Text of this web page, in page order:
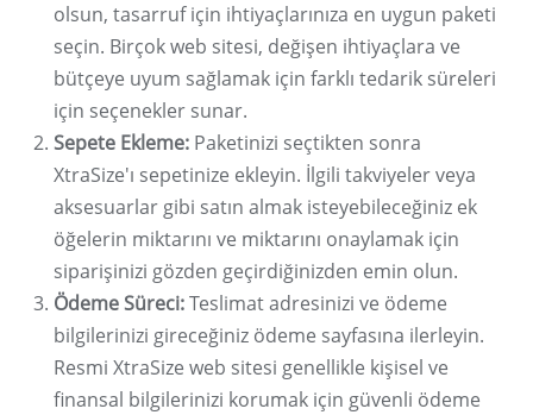
olsun, tasarruf için ihtiyaçlarınıza en uygun paketi
seçin. Birçok web sitesi, değişen ihtiyaçlara ve
bütçeye uyum sağlamak için farklı tedarik süreleri
için seçenekler sunar.
Sepete Ekleme: Paketinizi seçtikten sonra
XtraSize'ı sepetinize ekleyin. İlgili takviyeler veya
aksesuarlar gibi satın almak isteyebileceğiniz ek
öğelerin miktarını ve miktarını onaylamak için
siparişinizi gözden geçirdiğinizden emin olun.
Ödeme Süreci:Teslimat adresinizi ve ödeme
bilgilerinizi gireceğiniz ödeme sayfasına ilerleyin.
Resmi XtraSize web sitesi genellikle kişisel ve
finansal bilgilerinizi korumak için güvenli ödeme